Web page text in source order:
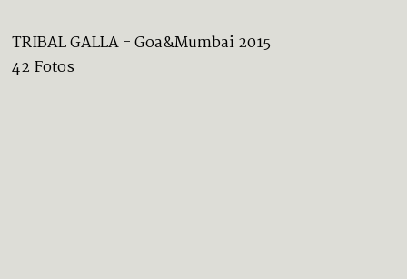
TRIBAL GALLA - Goa&Mumbai 2015
42 Fotos